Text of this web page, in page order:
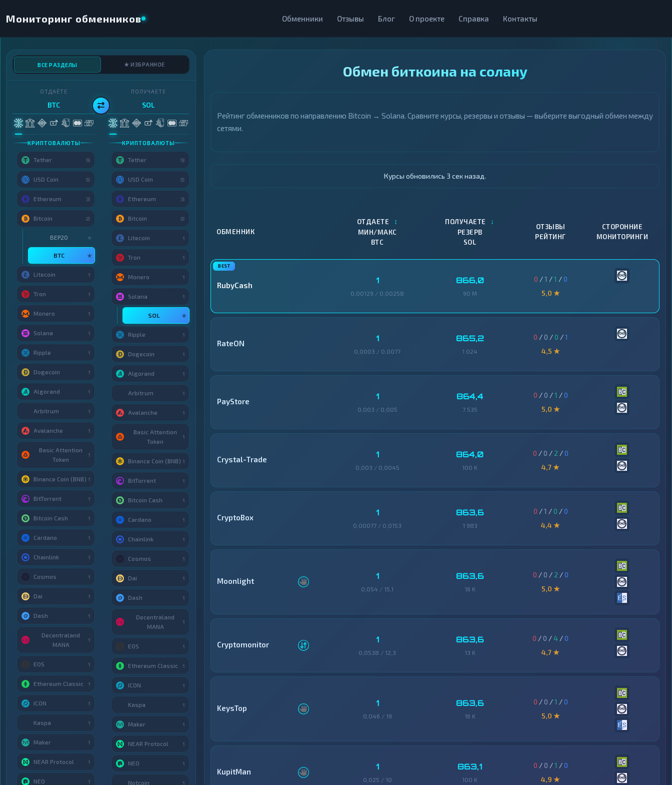
Мониторинг обменников Обменники Отзывы Блог О проекте Справка Контакты
Обмен биткоина на солану
Рейтинг обменников по направлению Bitcoin → Solana. Сравните курсы, резервы и отзывы — выберите выгодный обмен между
сетями.
Курсы обновились 4 сек назад.
ОБМЕННИК
ОТДАЕТЕ ↕
МИН/МАКС
BTC
ПОЛУЧАЕТЕ ↓
РЕЗЕРВ
SOL
ОТЗЫВЫ
РЕЙТИНГ
СТОРОННИЕ
МОНИТОРИНГИ
RubyCash 1
0,00129 / 0,00258
866,0
90 M
0 /1 /1 /0
5,0 ★
RateON 1
0,0003 / 0,0077
865,2
1 024
0 / 0 / 0 /1
4,5 ★
PayStore 1
0,003 / 0,005
864,4
7 535
0 / 0 /1 /0
5,0 ★
Crystal-Trade 1
0,003 / 0,0045
864,0
100 K
0 / 0 / 2 /0
4,7 ★
CryptoBox 1
0,00077 / 0,0153
863,6
1 983
0 /1 / 0 /0
4,4 ★
Moonlight 1
0,054 / 15,1
863,6
16 K
0 / 0 / 2 /0
5,0 ★
Cryptomonitor 1
0,0538 / 12,3
863,6
13 K
0 / 0 / 4 /0
4,7 ★
KeysTop 1
0,046 / 19
863,6
16 K
0 / 0 /1 /0
5,0 ★
KupitMan 1
0,025 / 10
863,1
100 K
0 / 0 /1 /0
4,9 ★
ВСЕ РАЗДЕЛЫ ★ ИЗБРАННОЕ
ОТДАЁТЕ
BTC
КРИПТОВАЛЮТЫ
Tether 9
USD Coin 5
Ethereum 3
Bitcoin 2
BEP20 ★
BTC ★
Litecoin 1
Tron 1
Monero 1
Solana 1
Ripple 1
Dogecoin 1
Algorand 1
Arbitrum 1
Avalanche 1
Basic Attention
Token
1
Binance Coin (BNB) 1
BitTorrent 1
Bitcoin Cash 1
Cardano 1
Chainlink 1
Cosmos 1
Dai 1
Dash 1
Decentraland
MANA
1
EOS 1
Ethereum Classic 1
ICON 1
Kaspa 1
Maker 1
NEAR Protocol 1
NEO 1
ПОЛУЧАЕТЕ
SOL
КРИПТОВАЛЮТЫ
Tether 9
USD Coin 5
Ethereum 3
Bitcoin 2
Litecoin 1
Tron 1
Monero 1
Solana 1
SOL ★
Ripple 1
Dogecoin 1
Algorand 1
Arbitrum 1
Avalanche 1
Basic Attention
Token
1
Binance Coin (BNB) 1
BitTorrent 1
Bitcoin Cash 1
Cardano 1
Chainlink 1
Cosmos 1
Dai 1
Dash 1
Decentraland
MANA
1
EOS 1
Ethereum Classic 1
ICON 1
Kaspa 1
Maker 1
NEAR Protocol 1
NEO 1
Notcoin 1